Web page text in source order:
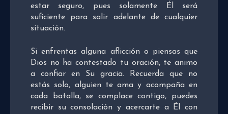
estar seguro, pues solamente Él será
suficiente para salir adelante de cualquier
situación.
Si enfrentas alguna aflicción o piensas que
Dios no ha contestado tu oración, te animo
a confiar en Su gracia. Recuerda que no
estás solo, alguien te ama y acompaña en
cada batalla, se complace contigo, puedes
recibir su consolación y acercarte a Él con